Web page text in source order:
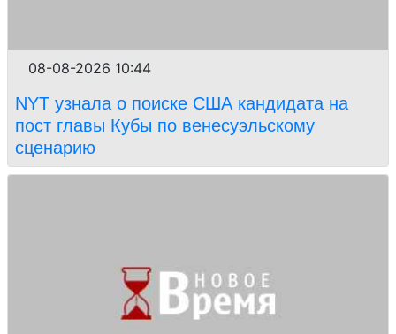
08-08-2026 10:44
NYT узнала о поиске США кандидата на
пост главы Кубы по венесуэльскому
сценарию